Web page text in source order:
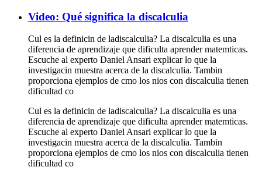
Video: Qué significa la discalculia
Cul es la definicin de ladiscalculia? La discalculia es una
diferencia de aprendizaje que dificulta aprender matemticas.
Escuche al experto Daniel Ansari explicar lo que la
investigacin muestra acerca de la discalculia. Tambin
proporciona ejemplos de cmo los nios con discalculia tienen
dificultad co
Cul es la definicin de ladiscalculia? La discalculia es una
diferencia de aprendizaje que dificulta aprender matemticas.
Escuche al experto Daniel Ansari explicar lo que la
investigacin muestra acerca de la discalculia. Tambin
proporciona ejemplos de cmo los nios con discalculia tienen
dificultad co